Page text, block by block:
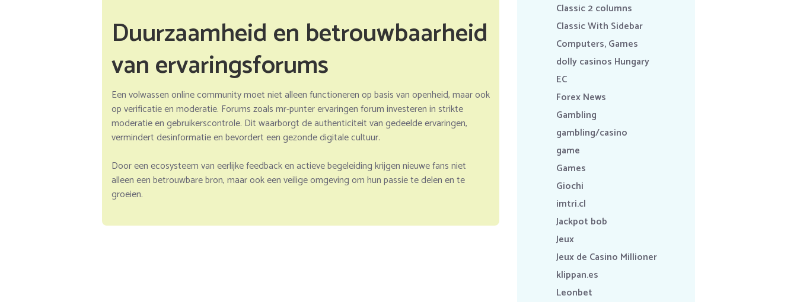
Duurzaamheid en betrouwbaarheid
van ervaringsforums
Een volwassen online community moet niet alleen functioneren op basis van openheid, maar ook
op verificatie en moderatie. Forums zoals mr-punter ervaringen forum investeren in strikte
moderatie en gebruikerscontrole. Dit waarborgt de authenticiteit van gedeelde ervaringen,
vermindert desinformatie en bevordert een gezonde digitale cultuur.
Door een ecosysteem van eerlijke feedback en actieve begeleiding krijgen nieuwe fans niet
alleen een betrouwbare bron, maar ook een veilige omgeving om hun passie te delen en te
groeien.
Classic 2 columns
Classic With Sidebar
Computers, Games
dolly casinos Hungary
EC
Forex News
Gambling
gambling/casino
game
Games
Giochi
imtri.cl
Jackpot bob
Jeux
Jeux de Casino Millioner
klippan.es
Leonbet